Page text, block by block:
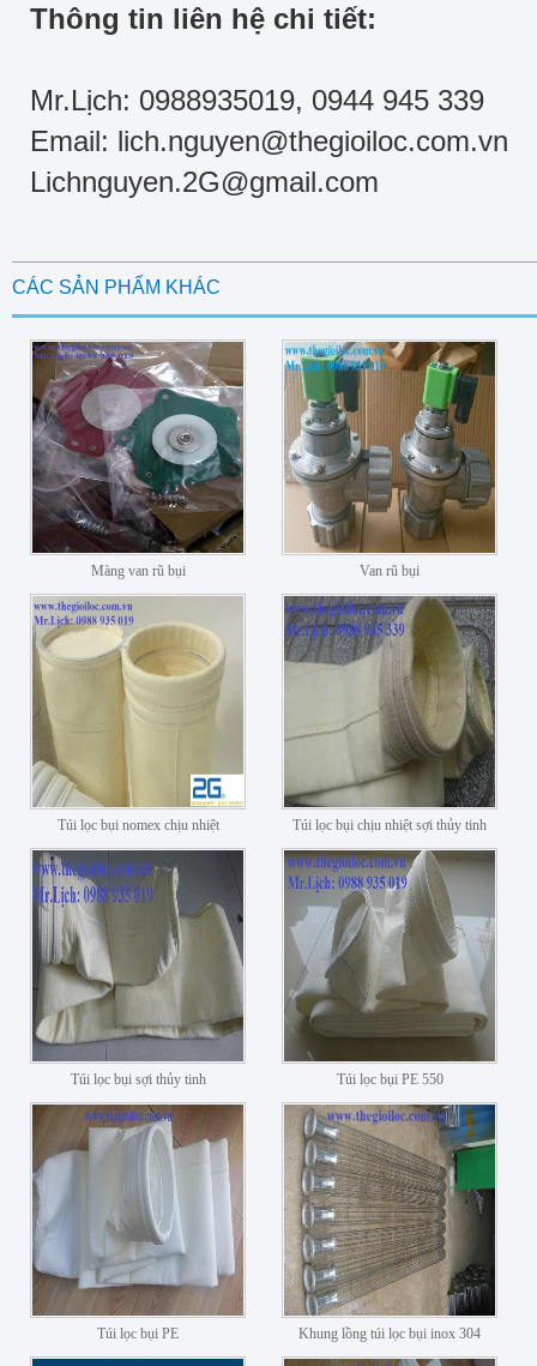
Thông tin liên hệ chi tiết:
Mr.Lịch: 0988935019, 0944 945 339
Email: lich.nguyen@thegioiloc.com.vn
Lichnguyen.2G@gmail.com
CÁC SẢN PHẨM KHÁC
Màng van rũ bụi Van rũ bụi
Túi lọc bụi nomex chịu nhiệt Túi lọc bụi chịu nhiệt sợi thủy tinh
Túi lọc bụi sợi thủy tinh Túi lọc bụi PE 550
Túi lọc bụi PE Khung lồng túi lọc bụi inox 304